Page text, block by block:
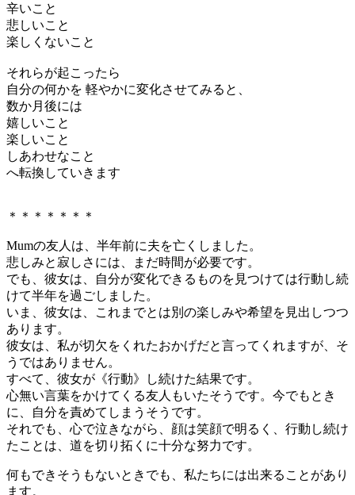
辛いこと
悲しいこと
楽しくないこと
それらが起こったら
自分の何かを 軽やかに変化させてみると、
数か月後には
嬉しいこと
楽しいこと
しあわせなこと
へ転換していきます
＊＊＊＊＊＊＊
Mumの友人は、半年前に夫を亡くしました。
悲しみと寂しさには、まだ時間が必要です。
でも、彼女は、自分が変化できるものを見つけては行動し続
けて半年を過ごしました。
いま、彼女は、これまでとは別の楽しみや希望を見出しつつ
あります。
彼女は、私が切欠をくれたおかげだと言ってくれますが、そ
うではありません。
すべて、彼女が《行動》し続けた結果です。
心無い言葉をかけてくる友人もいたそうです。今でもとき
に、自分を責めてしまうそうです。
それでも、心で泣きながら、顔は笑顔で明るく、行動し続け
たことは、道を切り拓くに十分な努力です。
何もできそうもないときでも、私たちには出来ることがあり
ます。